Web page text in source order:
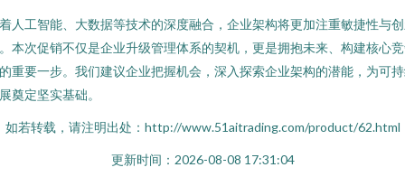
人工智能、大数据等技术的深度融合，企业架构将更加注重敏捷性与
本次促销不仅是企业升级管理体系的契机，更是拥抱未来、构建核心
重要一步。我们建议企业把握机会，深入探索企业架构的潜能，为可
奠定坚实基础。
如若转载，请注明出处：http://www.51aitrading.com/product/62.html
更新时间：2026-08-08 17:31:04